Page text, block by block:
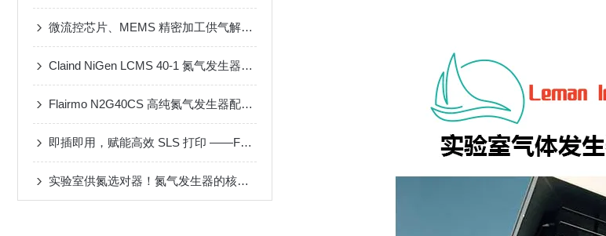
微流控芯片、MEMS 精密加工供气解决方案
Claind NiGen LCMS 40-1 氮气发生器维修案例
Flairmo N2G40CS 高纯氮气发生器配套 MF-3D 动态配气装置应用案例
即插即用，赋能高效 SLS 打印 ——FLAIRMO 氮气发生器应用成功案例
实验室供氮选对器！氮气发生器的核心性能与选型攻略